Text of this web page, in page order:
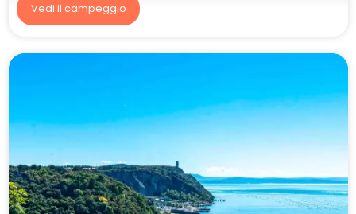
Vedi il campeggio